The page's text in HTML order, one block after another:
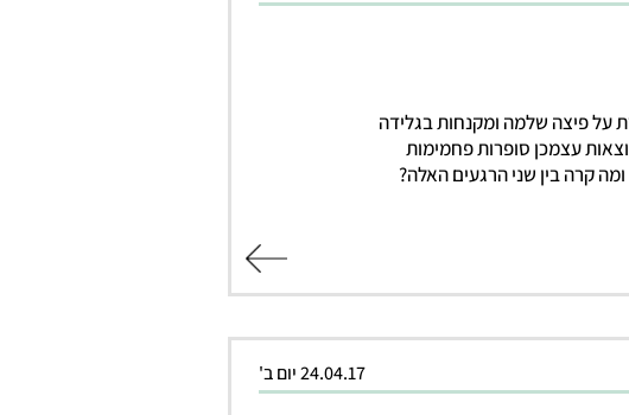
על פיצה שלמה ומקנחות בגלידה
עצמכן סופרות פחמימות
קרה בין שני הרגעים האלה?
24.04.17 יום ב'